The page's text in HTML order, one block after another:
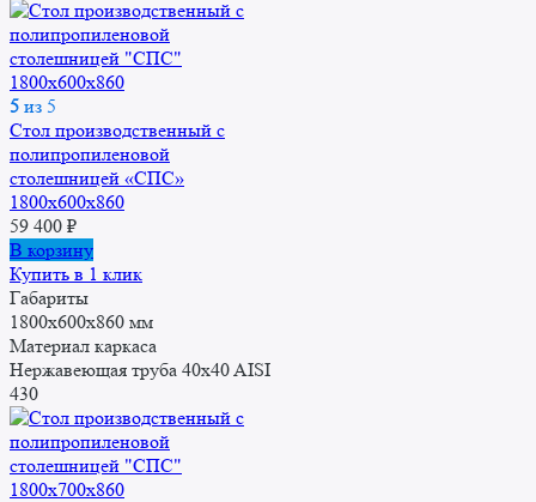
5 из 5
Стол производственный с
полипропиленовой
столешницей «СПС»
1800x600x860
59 400 ₽
В корзину
Купить в 1 клик
Габариты
1800x600x860 мм
Материал каркаса
Нержавеющая труба 40x40 AISI
430